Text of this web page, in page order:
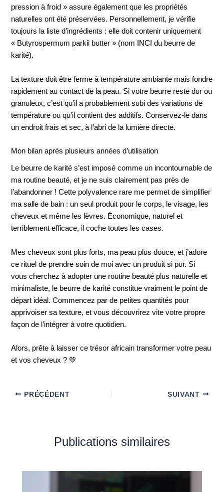
pression à froid » assure également que les propriétés
naturelles ont été préservées. Personnellement, je vérifie
toujours la liste d’ingrédients : elle doit contenir uniquement
« Butyrospermum parkii butter » (nom INCI du beurre de
karité).
La texture doit être ferme à température ambiante mais fondre
rapidement au contact de la peau. Si votre beurre reste dur ou
granuleux, c’est qu’il a probablement subi des variations de
température ou qu’il contient des additifs. Conservez-le dans
un endroit frais et sec, à l’abri de la lumière directe.
Mon bilan après plusieurs années d’utilisation
Le beurre de karité s’est imposé comme un incontournable de
ma routine beauté, et je ne suis clairement pas près de
l’abandonner ! Cette polyvalence rare me permet de simplifier
ma salle de bain : un seul produit pour le corps, le visage, les
cheveux et même les lèvres. Économique, naturel et
terriblement efficace, il coche toutes les cases.
Mes cheveux sont plus forts, ma peau plus douce, et j’adore
ce rituel de prendre soin de moi avec un produit si pur. Si
vous cherchez à adopter une routine beauté plus naturelle et
minimaliste, le beurre de karité constitue vraiment le point de
départ idéal. Commencez par de petites quantités pour
apprivoiser sa texture, et vous découvrirez vite votre propre
façon de l’intégrer à votre quotidien.
Alors, prête à laisser ce trésor africain transformer votre peau
et vos cheveux ? 💚
PRÉCÉDENT SUIVANT
Publications similaires